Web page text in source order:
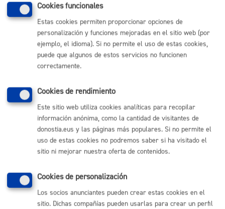
Las personas afectadas tienen derecho a obtener confirmación
sobre si el Ayuntamiento de San Sebastián está tratando sus
datos personales. Además, tendrán derecho a solicitar:
El acceso a sus datos personales.
La rectificación de los datos inexactos o incompletos.
La supresión de sus datos cuando, entre otros motivos, los
cuales fueron recabados.
La limitación del tratamiento de sus datos, en cuyo caso, sólo
serán conservados por el Ayuntamiento para el ejercicio o la
defensa de reclamaciones.
La oposición al tratamiento de sus datos, en cuyo caso, el
Ayuntamiento dejará de tratar los datos, salvo por motivos
legítimos imperiosos, o el ejercicio o la defensa de posibles
reclamaciones.
Ayuntamiento, como Responsable del tratamiento, o en su caso,
ante el Encargado del tratamiento.
Si en el ejercicio de sus derechos no ha sido debidamente
Cookies funcionales
Estas cookies permiten proporcionar opciones de
personalización y funciones mejoradas en el sitio web (por
ejemplo, el idioma). Si no permite el uso de estas cookies,
puede que algunos de estos servicios no funcionen
correctamente.
Cookies de rendimiento
Este sitio web utiliza cookies analíticas para recopilar
información anónima, como la cantidad de visitantes de
donostia.eus y las páginas más populares. Si no permite el
uso de estas cookies no podremos saber si ha visitado el
sitio ni mejorar nuestra oferta de contenidos.
Cookies de personalización
Los socios anunciantes pueden crear estas cookies en el
sitio. Dichas compañías pueden usarlas para crear un perfil